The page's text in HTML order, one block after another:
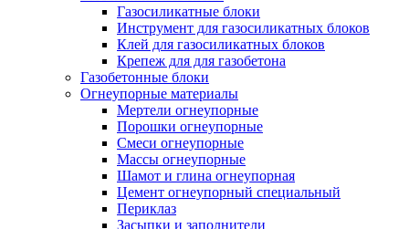
Газосиликатные блоки
Инструмент для газосиликатных блоков
Клей для газосиликатных блоков
Крепеж для для газобетона
Газобетонные блоки
Огнеупорные материалы
Мертели огнеупорные
Порошки огнеупорные
Смеси огнеупорные
Массы огнеупорные
Шамот и глина огнеупорная
Цемент огнеупорный специальный
Периклаз
Засыпки и заполнители